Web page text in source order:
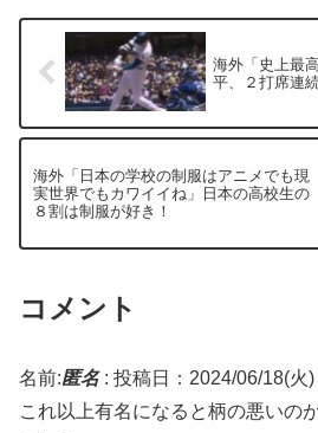
海外「史上最
平、２打席連
海外「日本の学校の制服はアニメでも現
実世界でもカワイイね」日本の高校生の
８割は制服が好き！
コメント
名前:匿名: 投稿日：2024/06/18(火
これ以上有名になると柄の悪いの